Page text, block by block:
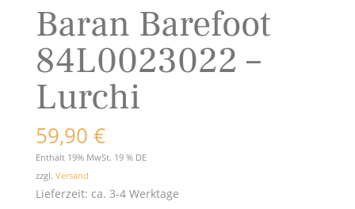
Baran Barefoot
84L0023022 –
Lurchi
59,90 €
Enthält 19% MwSt. 19 % DE
zzgl. Versand
Lieferzeit: ca. 3-4 Werktage